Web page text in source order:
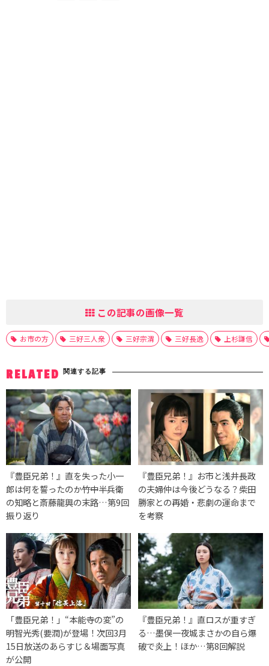
この記事の画像一覧
お市の方 三好三人衆 三好宗渭 三好長逸 上杉謙信
RELATED 関連する記事
『豊臣兄弟！』直を失った小一
郎は何を誓ったのか――竹中半兵衛
の知略と斎藤龍興の末路…第9回
振り返り
『豊臣兄弟！』お市と浅井長政
の夫婦仲は今後どうなる？柴田
勝家との再婚・悲劇の運命まで
を考察
「豊臣兄弟！」“本能寺の変”の
明智光秀(要潤)が登場！次回3月
15日放送のあらすじ＆場面写真
が公開
『豊臣兄弟！』直ロスが重すぎ
る…墨俣一夜城まさかの自ら爆
破で炎上！ほか…第8回解説